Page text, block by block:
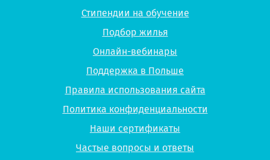
Стипендии на обучение
Подбор жилья
Онлайн-вебинары
Поддержка в Польше
Правила использования сайта
Политика конфиденциальности
Наши сертификаты
Частые вопросы и ответы